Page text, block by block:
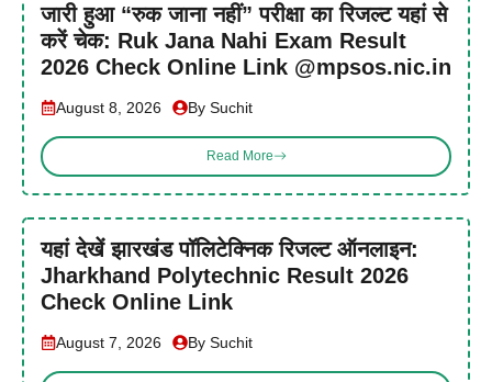
जारी हुआ “रुक जाना नहीं” परीक्षा का रिजल्ट यहां से
करें चेक: Ruk Jana Nahi Exam Result
2026 Check Online Link @mpsos.nic.in
August 8, 2026 By Suchit
Read More
यहां देखें झारखंड पॉलिटेक्निक रिजल्ट ऑनलाइन:
Jharkhand Polytechnic Result 2026
Check Online Link
August 7, 2026 By Suchit